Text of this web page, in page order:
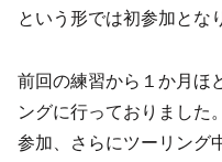
という形では初参加とな
前回の練習から１か月ほ
ングに行っておりました
参加、さらにツーリング